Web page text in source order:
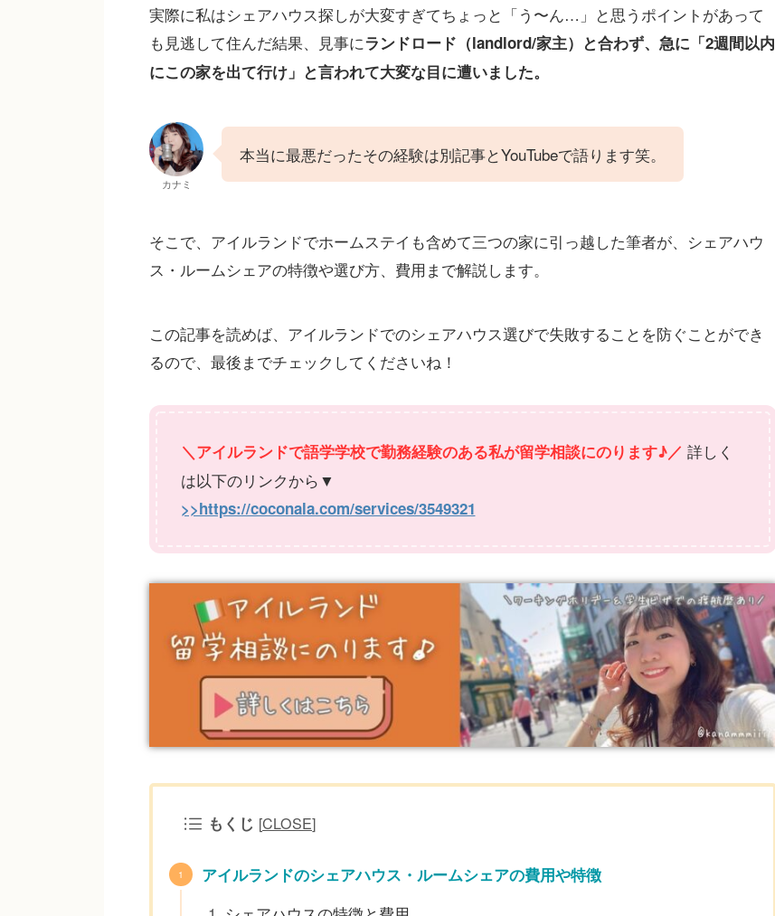
実際に私はシェアハウス探しが大変すぎてちょっと「う〜ん…」と思うポイントがあって
も見逃して住んだ結果、見事にランドロード（landlord/家主）と合わず、急に「2週間以内
にこの家を出て行け」と言われて大変な目に遭いました。
カナミ
本当に最悪だったその経験は別記事とYouTubeで語ります笑。
そこで、アイルランドでホームステイも含めて三つの家に引っ越した筆者が、シェアハウ
ス・ルームシェアの特徴や選び方、費用まで解説します。
この記事を読めば、アイルランドでのシェアハウス選びで失敗することを防ぐことができ
るので、最後までチェックしてくださいね！
＼アイルランドで語学学校で勤務経験のある私が留学相談にのります♪／ 詳しく
は以下のリンクから▼
>>https://coconala.com/services/3549321
もくじ [CLOSE]
アイルランドのシェアハウス・ルームシェアの費用や特徴